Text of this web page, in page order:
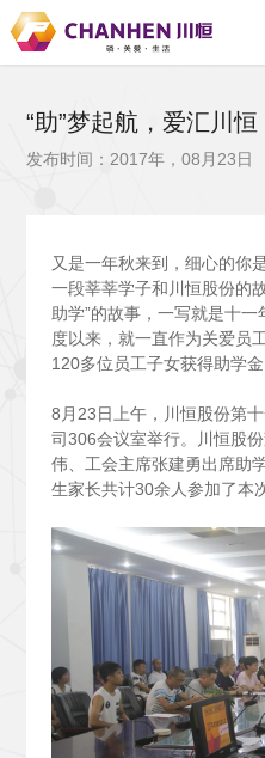
“助”梦起航，爱汇川恒
发布时间：2017年，08月23日
又是一年秋来到，细心的你
一段莘莘学子和川恒股份的
助学”的故事，一写就是十
度以来，就一直作为关爱员
120多位员工子女获得助学
8 月23日上午，川恒股份第
司306会议室举行。川恒股
伟、工会主席张建勇出席助
生家长共计30余人参加了本